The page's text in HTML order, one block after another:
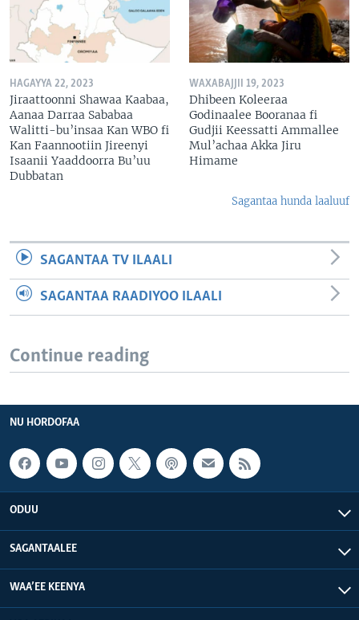
HAGAYYA 22, 2023
Jiraattoonni Shawaa Kaabaa,
Aanaa Darraa Sababaa
Walitti-bu’insaa Kan WBO fi
Kan Faannootiin Jireenyi
Isaanii Yaaddoorra Bu’uu
Dubbatan
WAXABAJJII 19, 2023
Dhibeen Koleeraa
Godinaalee Booranaa fi
Gudjii Keessatti Ammallee
Mul’achaa Akka Jiru
Himame
Sagantaa hunda laaluuf
SAGANTAA TV ILAALI
SAGANTAA RAADIYOO ILAALI
Continue reading
NU HORDOFAA
ODUU
SAGANTAALEE
WAA’EE KEENYA